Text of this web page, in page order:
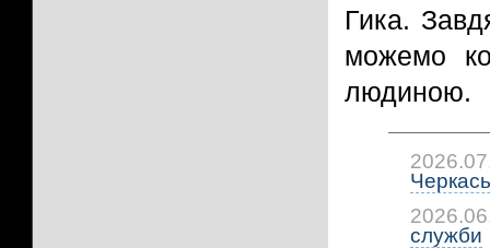
Гика.
можемо
людиною.
служби